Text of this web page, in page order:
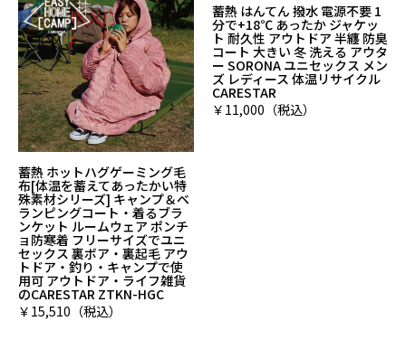
蓄熱 ホットハグゲーミング毛
布[体温を蓄えてあったかい特
殊素材シリーズ] キャンプ＆ベ
ランピングコート・着るブラ
ンケット ルームウェア ポンチ
ョ防寒着 フリーサイズでユニ
セックス 裏ボア・裏起毛 アウ
トドア・釣り・キャンプで使
用可 アウトドア・ライフ雑貨
のCARESTAR ZTKN-HGC
￥15,510（税込）
蓄熱 はんてん 撥水 電源不要 1
分で+18℃ あったか ジャケッ
ト 耐久性 アウトドア 半纏 防臭
コート 大きい 冬 洗える アウタ
ー SORONA ユニセックス メン
ズ レディース 体温リサイクル
CARESTAR
￥11,000（税込）